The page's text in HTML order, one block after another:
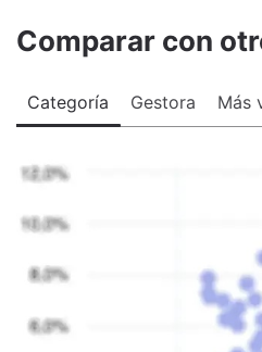
Comparar con
Categoría Gestora Más